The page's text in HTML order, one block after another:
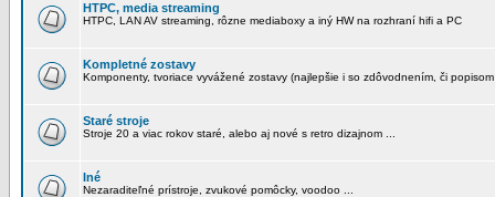
HTPC, media streaming
HTPC, LAN AV streaming, rôzne mediaboxy a iný HW na rozhraní hifi a PC
Kompletné zostavy
Komponenty, tvoriace vyvážené zostavy (najlepšie i so zdôvodnením, či
Staré stroje
Stroje 20 a viac rokov staré, alebo aj nové s retro dizajnom ...
Iné
Nezaraditeľné prístroje, zvukové pomôcky, voodoo ...